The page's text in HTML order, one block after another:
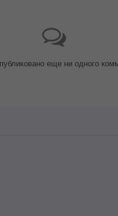
еще ни одного